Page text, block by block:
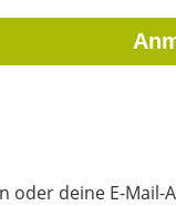
deine E-